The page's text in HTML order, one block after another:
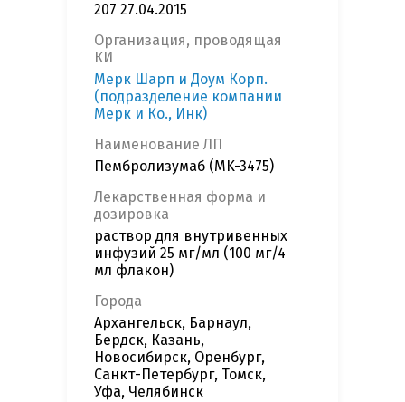
207 27.04.2015
Организация, проводящая
КИ
Мерк Шарп и Доум Корп.
(подразделение компании
Мерк и Ко., Инк)
Наименование ЛП
Пембролизумаб (MK-3475)
Лекарственная форма и
дозировка
раствор для внутривенных
инфузий 25 мг/мл (100 мг/4
мл флакон)
Города
Архангельск, Барнаул,
Бердск, Казань,
Новосибирск, Оренбург,
Санкт-Петербург, Томск,
Уфа, Челябинск